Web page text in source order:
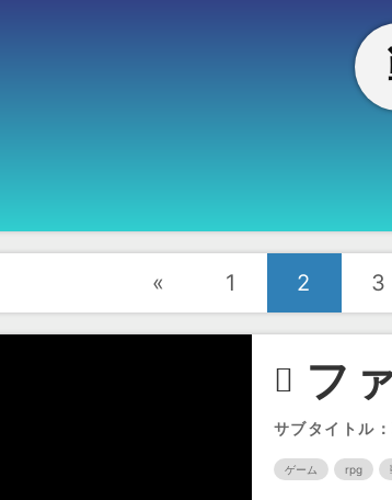
« 1 2 3
フ
サブタイトル
ゲーム rpg